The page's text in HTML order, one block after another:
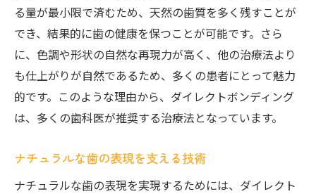
る量が最小限で済むため、天然の歯質を多く残すことが
でき、結果的に歯の健康を保つことが可能です。さら
に、色調や形状の自然な再現力が高く、他の治療法より
も仕上がりが自然であるため、多くの患者にとって魅力
的です。このような理由から、ダイレクトボンディング
は、多くの歯科医が推奨する治療法となっています。
ナチュラルな歯の表現を支える技術
ナチュラルな歯の表現を実現するためには、ダイレクト